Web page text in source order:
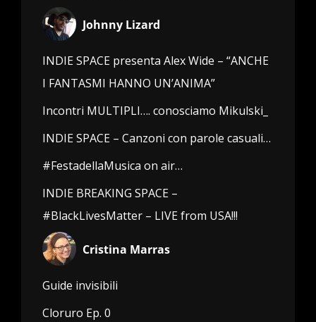
Johnny Lizard
INDIE SPACE presenta Alex Wide – “ANCHE
I FANTASMI HANNO UN’ANIMA”
Incontri MULTIPLI…. conosciamo Mikulski_
INDIE SPACE – Canzoni con parole casuali…
#FestadellaMusica on air…
INDIE BREAKING SPACE –
#BlackLivesMatter – LIVE from USA!!!
Cristina Marras
Guide invisibili
Cloruro Ep. 0